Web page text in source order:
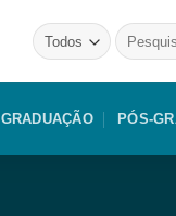
Pesquisar
por:
GRADUAÇÃO PÓS-